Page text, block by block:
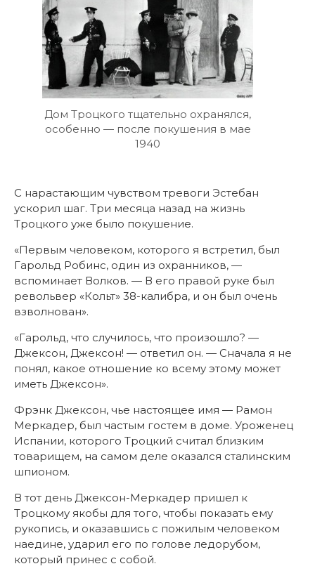
Дом Троцкого тщательно охранялся,
особенно — после покушения в мае
1940
С нарастающим чувством тревоги Эстебан
ускорил шаг. Три месяца назад на жизнь
Троцкого уже было покушение.
«Первым человеком, которого я встретил, был
Гарольд Робинс, один из охранников, —
вспоминает Волков. — В его правой руке был
револьвер «Кольт» 38-калибра, и он был очень
взволнован».
«Гарольд, что случилось, что произошло? —
Джексон, Джексон! — ответил он. — Сначала я не
понял, какое отношение ко всему этому может
иметь Джексон».
Фрэнк Джексон, чье настоящее имя — Рамон
Меркадер, был частым гостем в доме. Уроженец
Испании, которого Троцкий считал близким
товарищем, на самом деле оказался сталинским
шпионом.
В тот день Джексон-Меркадер пришел к
Троцкому якобы для того, чтобы показать ему
рукопись, и оказавшись с пожилым человеком
наедине, ударил его по голове ледорубом,
который принес с собой.